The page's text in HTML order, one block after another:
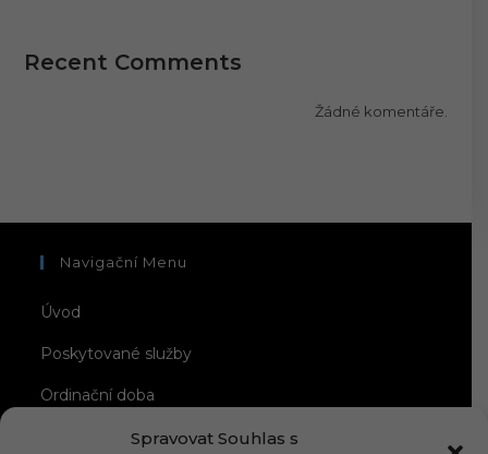
Spravovat Souhlas s
Recent Comments
Žádné komentáře.
Navigační Menu
Úvod
Poskytované služby
Ordinační doba